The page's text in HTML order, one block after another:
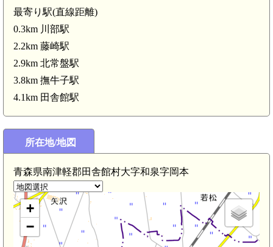
最寄り駅(直線距離)
0.3km 川部駅
2.2km 藤崎駅
2.9km 北常盤駅
3.8km 撫牛子駅
4.1km 田舎館駅
所在地/地図
青森県南津軽郡田舎館村大字和泉字岡本
+
−